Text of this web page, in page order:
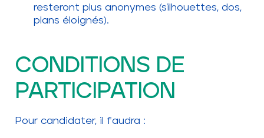
resteront plus anonymes (silhouettes, dos,
plans éloignés).
CONDITIONS DE
PARTICIPATION
Pour candidater, il faudra :